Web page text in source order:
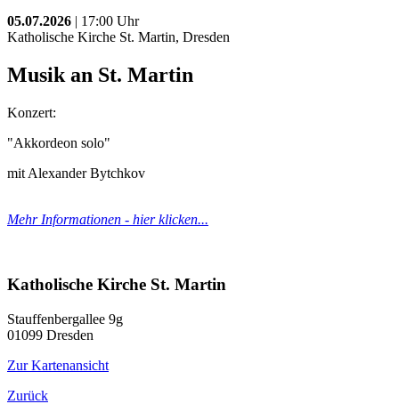
05.07.2026 | 17:00 Uhr
Katholische Kirche St. Martin, Dresden
Musik an St. Martin
Konzert:
"Akkordeon solo"
mit Alexander Bytchkov
Mehr Informationen - hier klicken...
Katholische Kirche St. Martin
Stauffenbergallee 9g
01099 Dresden
Zur Kartenansicht
Zurück